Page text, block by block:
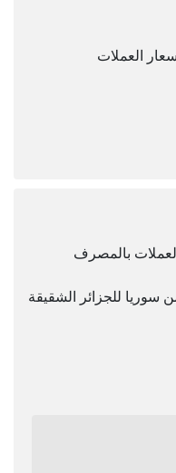
العملات
بالمصرف
سوريا للجزائر الشقيقة